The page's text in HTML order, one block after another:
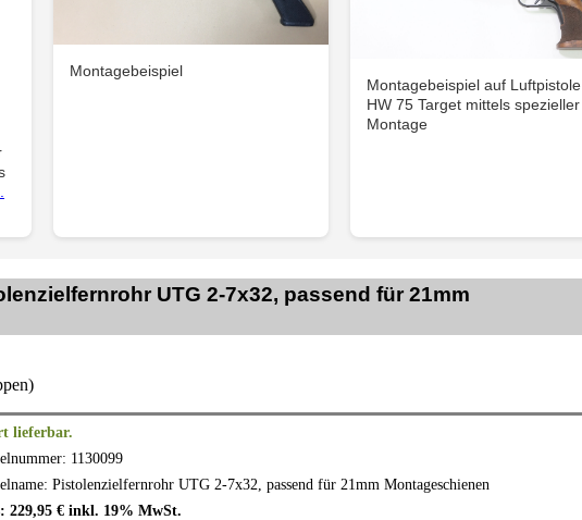
Montagebeispiel
Montagebeispiel auf Luftpistole
HW 75 Target mittels spezieller
Montage
UTG 2-7x32, passend für 21mm
lieferbar.
1130099
Pistolenzielfernrohr UTG 2-7x32, passend für 21mm Montageschienen
229,95 € inkl. 19% MwSt.